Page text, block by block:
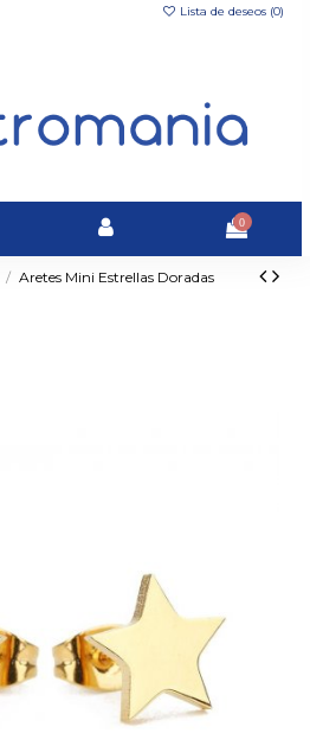
Lista de deseos (0)
0
Aretes Mini Estrellas Doradas